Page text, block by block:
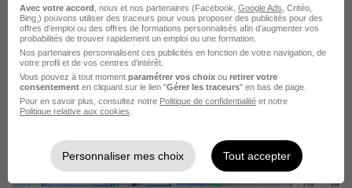
Orvault - 44 CDI 13 € / heure
Voir l’offre
il y a 4 jours
Avec votre accord , nous et nos partenaires (Facebook, Google Ads , Critéo,
Bing,) pouvons utiliser des traceurs pour vous proposer des publicités pour des
offres d’emploi ou des offres de formations personnalisés afin d’augmenter vos
probabilités de trouver rapidement un emploi ou une formation.
Nos partenaires personnalisent ces publicités en fonction de votre navigation, de
votre profil et de vos centres d’intérêt.
Vous pouvez à tout moment paramétrer vos choix ou retirer votre
consentement en cliquant sur le lien "Gérer les traceurs" en bas de page.
Pour en savoir plus, consultez notre Politique de confidentialité et notre
Politique relative aux cookies
Personnaliser mes choix Tout accepter